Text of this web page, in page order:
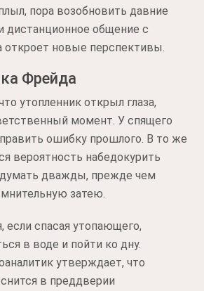
пора возобновить давние
дистанционное общение с
откроет новые перспективы.
Фрейда
утопленник открыл глаза,
момент. У спящего
ошибку прошлого. В то же
вероятность набедокурить
дважды, прежде чем
затею.
если спасая утопающего,
в воде и пойти ко дну.
утверждает, что
в преддверии